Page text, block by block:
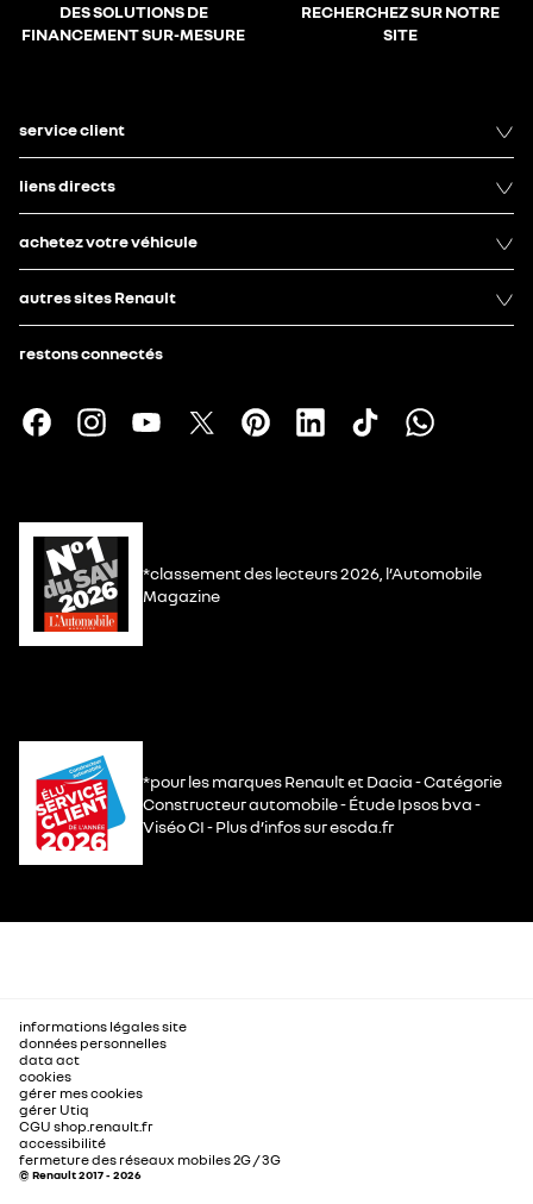
DES SOLUTIONS DE
FINANCEMENT SUR-MESURE
RECHERCHEZ SUR NOTRE
SITE
service client
liens directs
achetez votre véhicule
autres sites Renault
restons connectés
*classement des lecteurs 2026, l’Automobile
Magazine
*pour les marques Renault et Dacia - Catégorie
Constructeur automobile - Étude Ipsos bva -
Viséo CI - Plus d’infos sur escda.fr
informations légales site
données personnelles
data act
cookies
gérer mes cookies
gérer Utiq
CGU shop.renault.fr
accessibilité
fermeture des réseaux mobiles 2G / 3G
© Renault 2017 - 2026